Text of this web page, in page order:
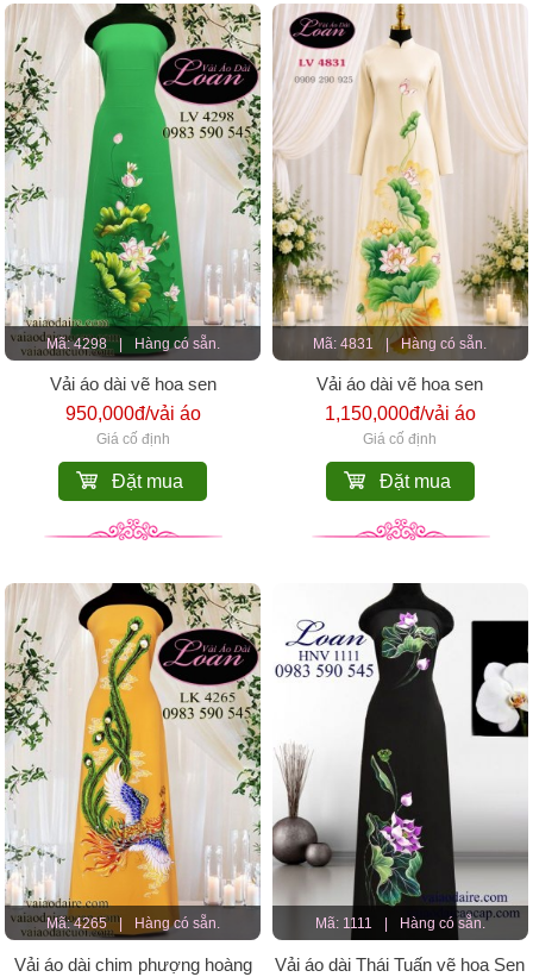
Mã: 4298 | Hàng có sẵn.
Vải áo dài vẽ hoa sen
950,000đ/vải áo
Giá cố định
Đặt mua
Mã: 4831 | Hàng có sẵn.
Vải áo dài vẽ hoa sen
1,150,000đ/vải áo
Giá cố định
Đặt mua
Mã: 4265 | Hàng có sẵn.
Vải áo dài chim phượng hoàng
Mã: 1111 Hàng có sẵn.
Vải áo dài Thái Tuấn vẽ hoa Sen